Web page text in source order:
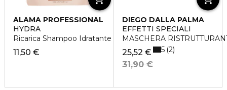
ALAMA PROFESSIONAL
HYDRA
Ricarica Shampoo Idratante - Eco Refill
11,50 €
DIEGO DALLA PALMA
EFFETTI SPECIALI
MASCHERA
25,52 €
31,90 €
5 2